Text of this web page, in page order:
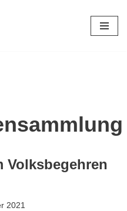
Volksbegehren
2021